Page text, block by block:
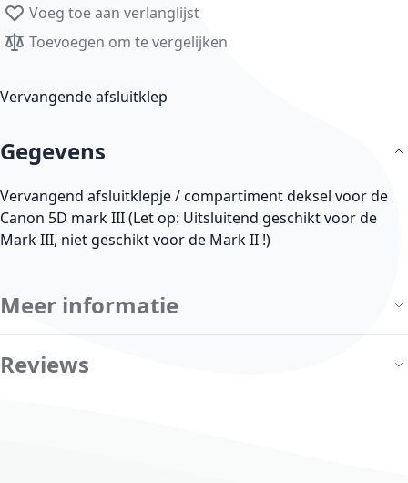
Voeg toe aan verlanglijst
Toevoegen om te vergelijken
Vervangende afsluitklep
Gegevens
Vervangend afsluitklepje / compartiment deksel voor de
Canon 5D mark III (Let op: Uitsluitend geschikt voor de
Mark III, niet geschikt voor de Mark II !)
Meer informatie
Reviews